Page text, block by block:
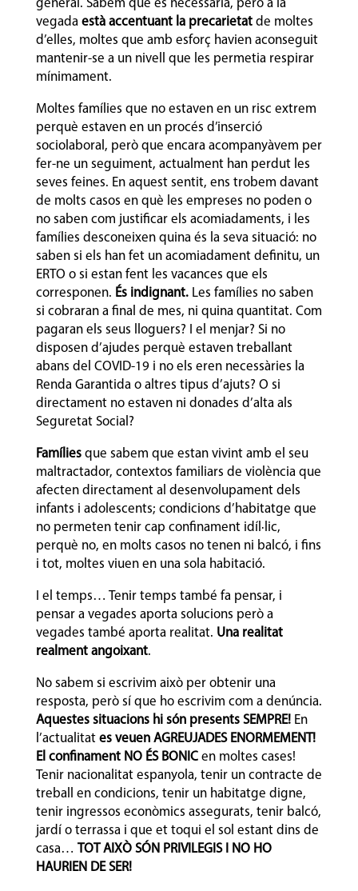
general. Sabem que és necessària, però a la
vegada està accentuant la precarietat de moltes
d’elles, moltes que amb esforç havien aconseguit
mantenir-se a un nivell que les permetia respirar
mínimament.
Moltes famílies que no estaven en un risc extrem
perquè estaven en un procés d’inserció
sociolaboral, però que encara acompanyàvem per
fer-ne un seguiment, actualment han perdut les
seves feines. En aquest sentit, ens trobem davant
de molts casos en què les empreses no poden o
no saben com justificar els acomiadaments, i les
famílies desconeixen quina és la seva situació: no
saben si els han fet un acomiadament definitu, un
ERTO o si estan fent les vacances que els
corresponen. És indignant. Les famílies no saben
si cobraran a final de mes, ni quina quantitat. Com
pagaran els seus lloguers? I el menjar? Si no
disposen d’ajudes perquè estaven treballant
abans del COVID-19 i no els eren necessàries la
Renda Garantida o altres tipus d’ajuts? O si
directament no estaven ni donades d’alta als
Seguretat Social?
Famílies que sabem que estan vivint amb el seu
maltractador, contextos familiars de violència que
afecten directament al desenvolupament dels
infants i adolescents; condicions d’habitatge que
no permeten tenir cap confinament idíl·lic,
perquè no, en molts casos no tenen ni balcó, i fins
i tot, moltes viuen en una sola habitació.
I el temps… Tenir temps també fa pensar, i
pensar a vegades aporta solucions però a
vegades també aporta realitat. Una realitat
realment angoixant.
No sabem si escrivim això per obtenir una
resposta, però sí que ho escrivim com a denúncia.
Aquestes situacions hi són presents SEMPRE!En
l’actualitat es veuen AGREUJADES ENORMEMENT!
El confinament NO ÉS BONICen moltes cases!
Tenir nacionalitat espanyola, tenir un contracte de
treball en condicions, tenir un habitatge digne,
tenir ingressos econòmics assegurats, tenir balcó,
jardí o terrassa i que et toqui el sol estant dins de
casa… TOT AIXÒ SÓN PRIVILEGIS I NO HO
HAURIEN DE SER!